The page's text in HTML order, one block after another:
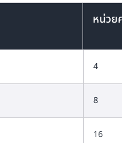
หน่วย
4
8
16